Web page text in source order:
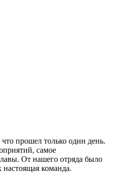
прошел только один день.
самое
От нашего отряда было
команда.